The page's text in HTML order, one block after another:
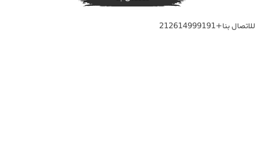
للاتصال بنا+212614999191